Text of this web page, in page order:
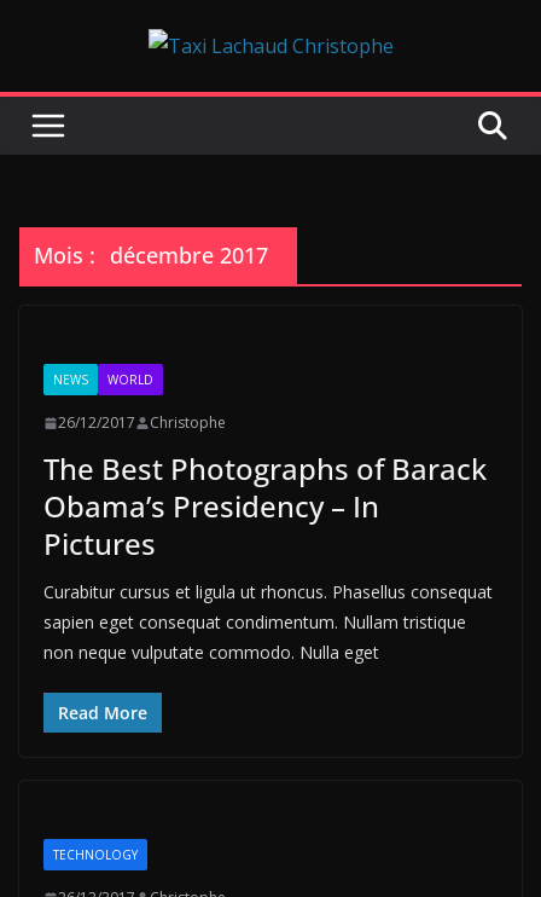
Mois : décembre 2017
NEWS WORLD
26/12/2017 Christophe
The Best Photographs of Barack
Obama’s Presidency – In
Pictures
Curabitur cursus et ligula ut rhoncus. Phasellus consequat
sapien eget consequat condimentum. Nullam tristique
non neque vulputate commodo. Nulla eget
Read More
TECHNOLOGY